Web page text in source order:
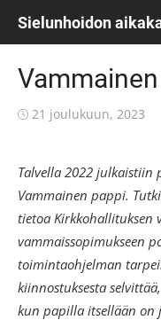
Sielunhoidon
Posted
21 joulukuun, 2023
Talvella 2022
Vammainen pappi.
tietoa Kirkkohallituksen
vammaissopimukseen
toimintaohjelman
kiinnostuksesta
kun papilla itsellään on